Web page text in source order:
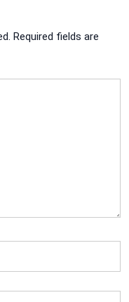
Required fields are